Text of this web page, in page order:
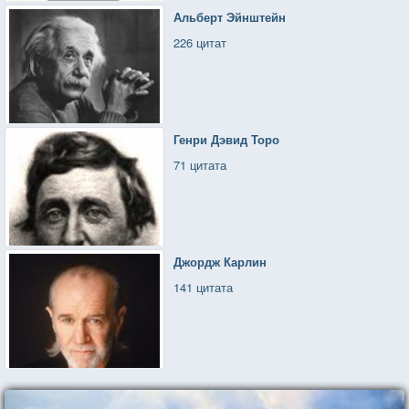
Альберт Эйнштейн
226 цитат
Генри Дэвид Торо
71 цитата
Джордж Карлин
141 цитата